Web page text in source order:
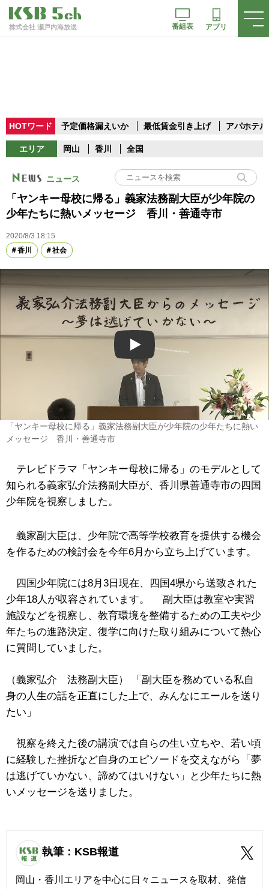
株式会社 瀬戸内海放送 番組表 アプリ
HOTワード 予定価格漏えいか 最低賃金引き上げ アパホテル
エリア 岡山 香川 全国
ニュース
「ヤンキー母校に帰る」義家法務副大臣が少年院の
少年たちに熱いメッセージ 香川・善通寺市
2020/8/3 18:15
香川
社会
Play
「ヤンキー母校に帰る」義家法務副大臣が少年院の少年たちに熱い
メッセージ 香川・善通寺市
テレビドラマ「ヤンキー母校に帰る」のモデルとして
知られる義家弘介法務副大臣が、香川県善通寺市の四国
少年院を視察しました。
義家副大臣は、少年院で高等学校教育を提供する機会
を作るための検討会を今年6月から立ち上げています。
四国少年院には8月3日現在、四国4県から送致された
少年18人が収容されています。 副大臣は教室や実習
施設などを視察し、教育環境を整備するための工夫や少
年たちの進路決定、復学に向けた取り組みについて熱心
に質問していました。
（義家弘介 法務副大臣） 「副大臣を務めている私自
身の人生の話を正直にした上で、みんなにエールを送り
たい」
視察を終えた後の講演では自らの生い立ちや、若い頃
に経験した挫折など自身のエピソードを交えながら「夢
は逃げていかない、諦めてはいけない」と少年たちに熱
いメッセージを送りました。
執筆：KSB報道
岡山・香川エリアを中心に日々ニュースを取材、発信